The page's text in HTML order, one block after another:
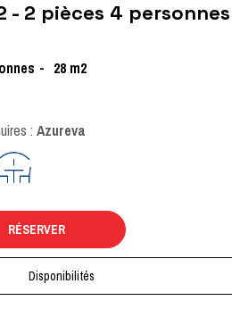
- 2 pièces 4 personnes
28 m2
: Azureva
RÉSERVER
Disponibilités